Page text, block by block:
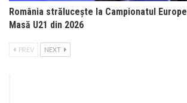
România strălucește la Campionatul
Masă U21 din 2026
PREV NEXT